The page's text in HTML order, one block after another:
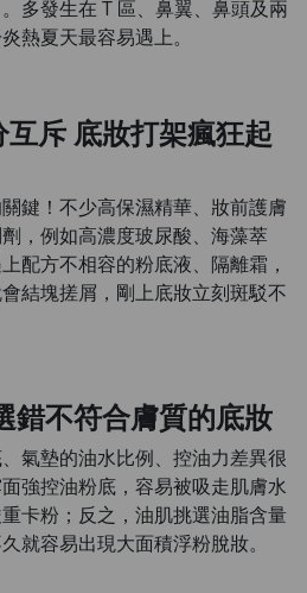
多發生在 T 區、鼻翼、鼻頭及兩
熱夏天最容易遇上。
互斥 底妝打架瘋狂起
鍵！不少高保濕精華、妝前護膚
，例如高濃度玻尿酸、海藻萃
配方不相容的粉底液、隔離霜，
結塊搓屑，剛上底妝立刻斑駁不
錯不符合膚質的底妝
氣墊的油水比例、控油力差異很
強控油粉底，容易被吸走肌膚水
卡粉；反之，油肌挑選油脂含量
就容易出現大面積浮粉脫妝。